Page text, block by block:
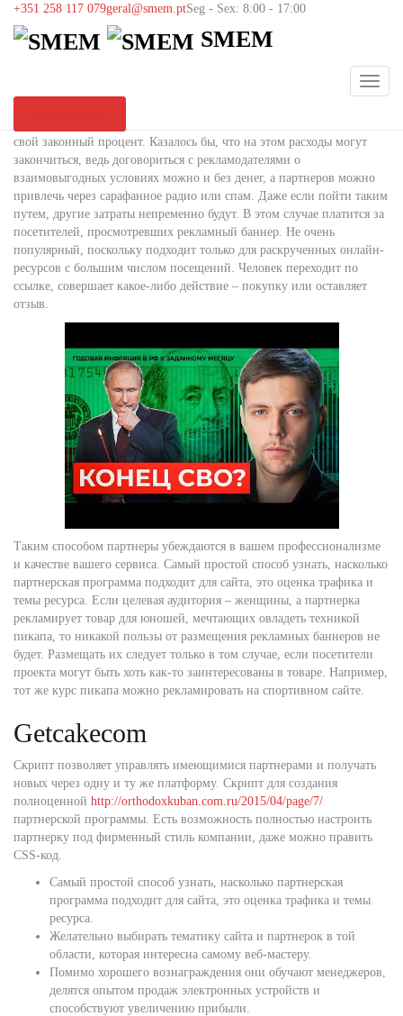
+351 258 117 079geral@smem.ptSeg - Sex: 8:00 - 17:00
SMEM
Как Создать Сайт Для
Партнерских Программ
свой законный процент. Казалось бы, что на этом расходы могут
закончиться, ведь договориться с рекламодателями о
взаимовыгодных условиях можно и без денег, а партнеров можно
привлечь через сарафанное радио или спам. Даже если пойти таким
путем, другие затраты непременно будут. В этом случае платится за
посетителей, просмотревших рекламный баннер. Не очень
популярный, поскольку подходит только для раскрученных онлайн-
ресурсов с большим числом посещений. Человек переходит по
ссылке, совершает какое-либо действие – покупку или оставляет
отзыв.
Таким способом партнеры убеждаются в вашем профессионализме
и качестве вашего сервиса. Самый простой способ узнать, насколько
партнерская программа подходит для сайта, это оценка трафика и
темы ресурса. Если целевая аудитория – женщины, а партнерка
рекламирует товар для юношей, мечтающих овладеть техникой
пикапа, то никакой пользы от размещения рекламных баннеров не
будет. Размещать их следует только в том случае, если посетители
проекта могут быть хоть как-то заинтересованы в товаре. Например,
тот же курс пикапа можно рекламировать на спортивном сайте.
Getcakecom
Скрипт позволяет управлять имеющимися партнерами и получать
новых через одну и ту же платформу. Скрипт для создания
полноценной http://orthodoxkuban.com.ru/2015/04/page/7/
партнерской программы. Есть возможность полностью настроить
партнерку под фирменный стиль компании, даже можно править
CSS-код.
Самый простой способ узнать, насколько партнерская
программа подходит для сайта, это оценка трафика и темы
ресурса.
Желательно выбирать тематику сайта и партнерок в той
области, которая интересна самому веб-мастеру.
Помимо хорошего вознаграждения они обучают менеджеров,
делятся опытом продаж электронных устройств и
способствуют увеличению прибыли.